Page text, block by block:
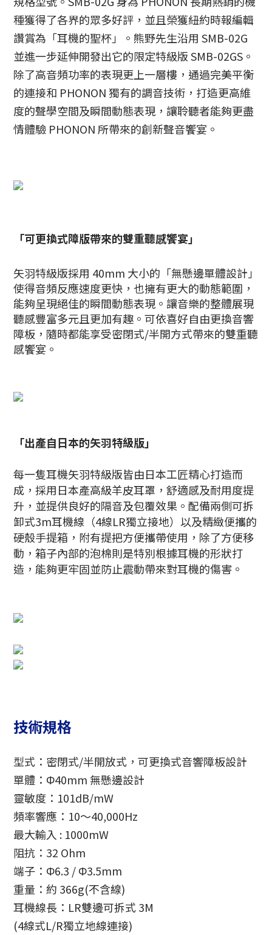
種獲得了各界的眾多好評，並且榮獲紐約時報編輯
讚賞為「耳機的聖杯」。熊野先生沿用 SMB-02G
並進一步延伸開發出它的限定特級版 SMB-02GS。
除了高音頻功率的表現更上一層樓，通過完美平衡
的連接和 PHONON 獨有的調音技術，打造更高維
度的聲學空間及瞬間動態表現，讓聆聽者能夠更盡
情體驗 PHONON 所帶來的創新聲音饗宴。
「可更換式障版帶來的雙重聽感饗宴」
矢羽特級版採用 40mm 大小的「無懸邊單體設計」
使得音頻反應速度更快，也擁有更大的動態範圍，
能夠呈現絕佳的瞬間動態表現。讓音樂的整體展現
聽感豐富多元且更加有趣。可依喜好自由更換音響
障板，隨時都能享受密閉式/半開方式帶來的雙重聽
感饗宴。
「出產自日本的矢羽特級版」
每一隻耳機矢羽特級版皆由日本工匠精心打造而
成，採用日本產高級羊皮耳罩，舒適感及耐用度提
升，並提供良好的隔音及包覆效果。配備兩側可拆
卸式3m耳機線（4線LR獨立接地）以及精緻便攜的
硬殼手提箱，附有提把方便攜帶使用，除了方便移
動，箱子內部的泡棉則是特別根據耳機的形狀打
造，能夠更牢固並防止震動帶來對耳機的傷害。
技術規格
型式：密閉式/半開放式，可更換式音響障板設計
單體：Φ40mm 無懸邊設計
靈敏度：101dB/mW
頻率響應：10〜40,000Hz
最大輸入 : 1000mW
阻抗：32 Ohm
端子：Φ6.3 / Φ3.5mm
重量：約 366g(不含線)
耳機線長：LR雙邊可拆式 3M
(4線式L/R獨立地線連接)